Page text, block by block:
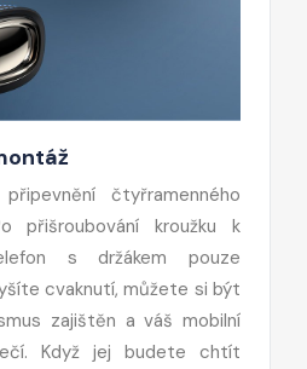
čtyřramenného
přišroubování kroužku k
s držákem pouze
cvaknutí, můžete si být
zajištěn a váš mobilní
Když jej budete chtít